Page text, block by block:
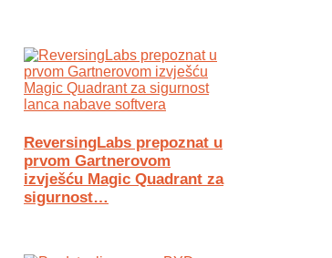
ReversingLabs prepoznat u
prvom Gartnerovom
izvješću Magic Quadrant za
sigurnost…